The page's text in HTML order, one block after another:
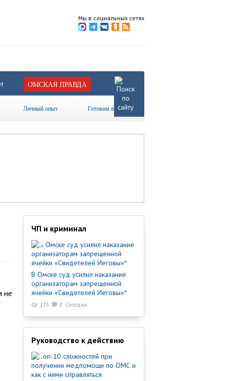
Мы в социальных сетях
ОМСКАЯ ПРАВДА
Личный опыт Готовим вместе
не
ЧП и криминал
В Омске суд усилил наказание
организаторам запрещенной
ячейки «Свидетелей Иеговы»*
173 0 Сегодня
Руководство к действию